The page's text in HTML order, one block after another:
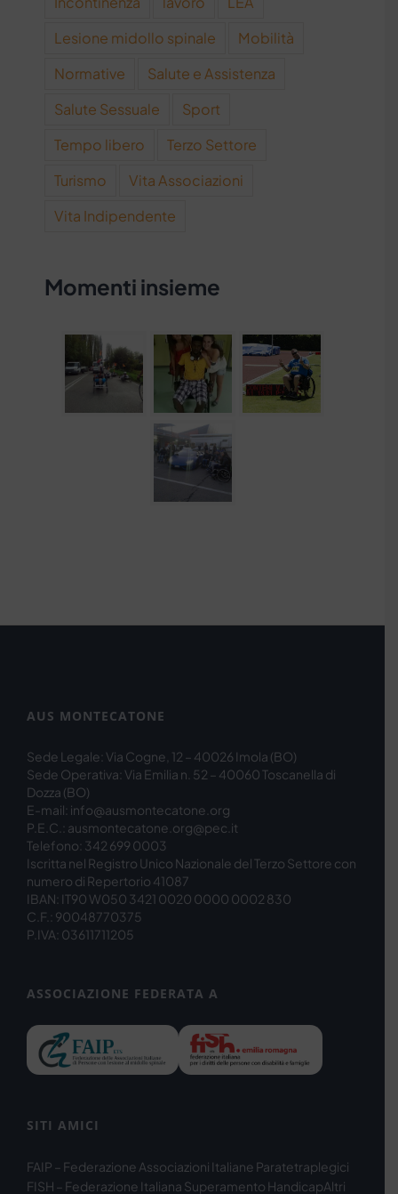
Lesione midollo spinale
Mobilità
Normative
Salute e Assistenza
Salute Sessuale
Sport
Tempo libero
Terzo Settore
Turismo
Vita Associazioni
Vita Indipendente
Momenti insieme
AUS MONTECATONE
Sede Legale: Via Cogne, 12 – 40026 Imola (BO)
Sede Operativa: Via Emilia n. 52 – 40060 Toscanella di
Dozza (BO)
E-mail: info@ausmontecatone.org
P.E.C.: ausmontecatone.org@pec.it
Telefono: 342 699 0003
Iscritta nel Registro Unico Nazionale del Terzo Settore con
numero di Repertorio 41087
IBAN: IT90 W050 3421 0020 0000 0002 830
C.F.: 90048770375
P.IVA: 03611711205
ASSOCIAZIONE FEDERATA A
SITI AMICI
FAIP – Federazione Associazioni Italiane Paratetraplegici
FISH – Federazione Italiana Superamento HandicapAltri